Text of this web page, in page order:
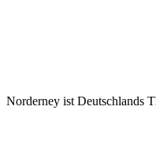
Norderney ist Deutschlands